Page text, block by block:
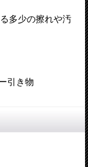
多少の擦れや汚
引き物